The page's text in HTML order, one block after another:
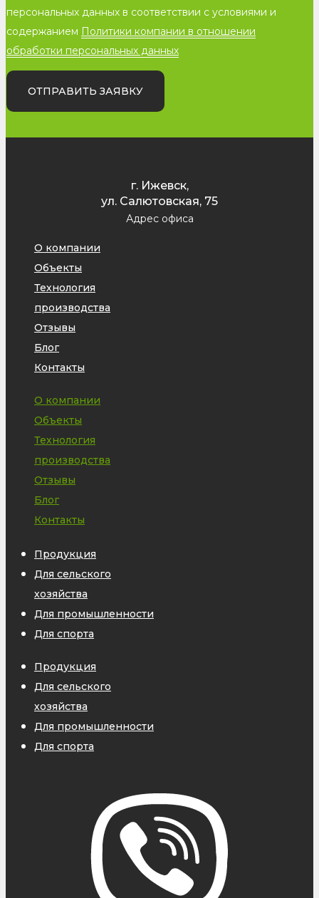
персональных данных в соответствии с условиями и
содержанием Политики компании в отношении
обработки персональных данных
ОТПРАВИТЬ ЗАЯВКУ
г. Ижевск,
ул. Салютовская, 75
Адрес офиса
О компании
Объекты
Технология
производства
Отзывы
Блог
Контакты
О компании
Объекты
Технология
производства
Отзывы
Блог
Контакты
Продукция
Для сельского
хозяйства
Для промышленности
Для спорта
Продукция
Для сельского
хозяйства
Для промышленности
Для спорта